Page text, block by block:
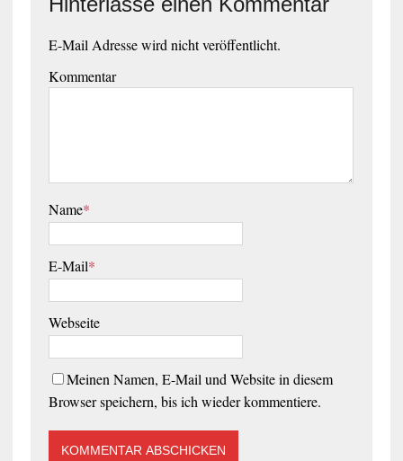
E-Mail Adresse wird nicht veröffentlicht.
Kommentar
Name*
E-Mail*
Webseite
Meinen Namen, E-Mail und Website in diesem
Browser speichern, bis ich wieder kommentiere.